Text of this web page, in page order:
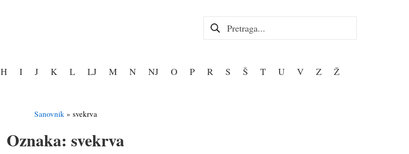
Pretraga za:
H I J K L LJ M N NJ O P R S Š T U V Z Ž
Sanovnik» svekrva
Oznaka: svekrva